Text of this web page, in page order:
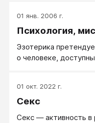
01 янв. 2006 г.
Психология,
Эзотерика
о человеке,
01 окт. 2022 г.
Секс
Секс — активность в